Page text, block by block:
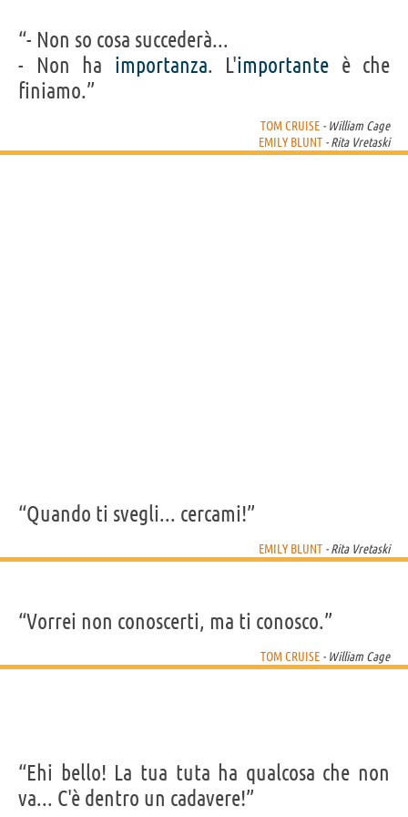
“- Non so cosa succederà...
- Non ha importanza. L'importante è che
finiamo.”
TOM CRUISE - William Cage
EMILY BLUNT - Rita Vretaski
“Quando ti svegli... cercami!”
EMILY BLUNT - Rita Vretaski
“Vorrei non conoscerti, ma ti conosco.”
TOM CRUISE - William Cage
“Ehi bello! La tua tuta ha qualcosa che non
va... C'è dentro un cadavere!”